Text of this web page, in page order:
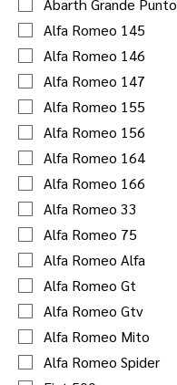
Abarth Grande Punto
Alfa Romeo 145
Alfa Romeo 146
Alfa Romeo 147
Alfa Romeo 155
Alfa Romeo 156
Alfa Romeo 164
Alfa Romeo 166
Alfa Romeo 33
Alfa Romeo 75
Alfa Romeo Alfa
Alfa Romeo Gt
Alfa Romeo Gtv
Alfa Romeo Mito
Alfa Romeo Spider